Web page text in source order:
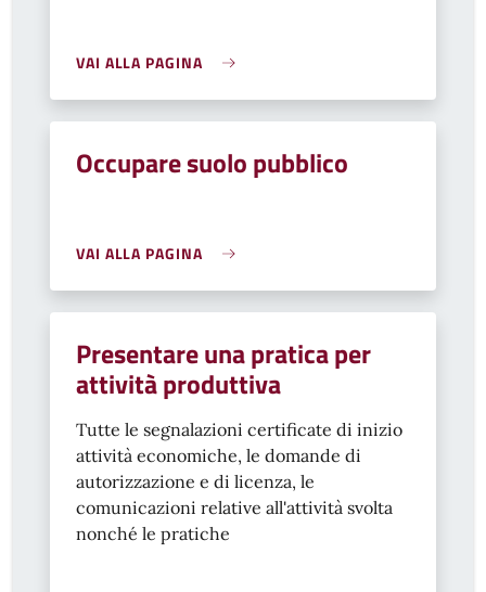
VAI ALLA PAGINA
Occupare suolo pubblico
VAI ALLA PAGINA
Presentare una pratica per
attività produttiva
Tutte le segnalazioni certificate di inizio
attività economiche, le domande di
autorizzazione e di licenza, le
comunicazioni relative all'attività svolta
nonché le pratiche